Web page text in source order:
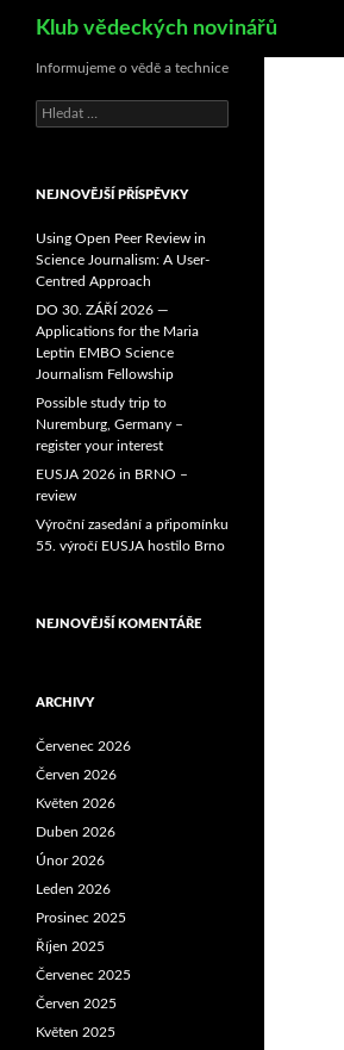
Klub vědeckých novinářů
Informujeme o vědě a technice
V
y
e
á
v
á
n
í
NEJNOVĚJŠÍ PŘÍSPĚVKY
Using Open Peer Review in
Science Journalism: A User-
Centred Approach
DO 30. ZÁŘÍ 2026 —
Applications for the Maria
Leptin EMBO Science
Journalism Fellowship
Possible study trip to
Nuremburg, Germany –
register your interest
EUSJA 2026 in BRNO –
review
Výroční zasedání a připomínku
55. výročí EUSJA hostilo Brno
NEJNOVĚJŠÍ KOMENTÁŘE
ARCHIVY
Červenec 2026
Červen 2026
Květen 2026
Duben 2026
Únor 2026
Leden 2026
Prosinec 2025
Říjen 2025
Červenec 2025
Červen 2025
Květen 2025